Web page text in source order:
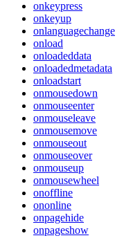
onkeypress
onkeyup
onlanguagechange
onload
onloadeddata
onloadedmetadata
onloadstart
onmousedown
onmouseenter
onmouseleave
onmousemove
onmouseout
onmouseover
onmouseup
onmousewheel
onoffline
ononline
onpagehide
onpageshow